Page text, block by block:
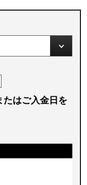
はご入金日を